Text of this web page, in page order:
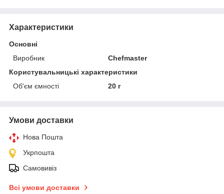
Характеристики
Основні
Виробник
Chefmaster
Користувальницькі характеристики
Об'єм ємності
20 г
Умови доставки
Нова Пошта
Укрпошта
Самовивіз
Всі умови доставки